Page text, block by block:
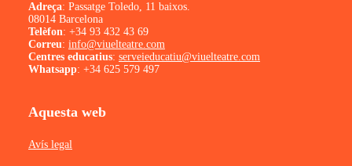
Adreça: Passatge Toledo, 11 baixos.
08014 Barcelona
Telèfon: +34 93 432 43 69
Correu: info@viuelteatre.com
Centres educatius: serveieducatiu@viuelteatre.com
Whatsapp: +34 625 579 497
Aquesta web
Avís legal